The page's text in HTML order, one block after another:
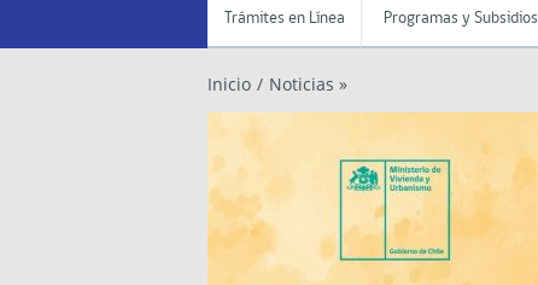
Trámites en Línea Programas y Subsidios
Inicio / Noticias »